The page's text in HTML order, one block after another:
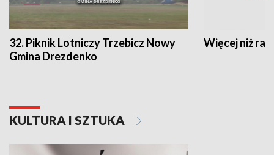
32. Piknik Lotniczy Trzebicz Nowy
Gmina Drezdenko
Więcej niż rajd
KULTURA I SZTUKA